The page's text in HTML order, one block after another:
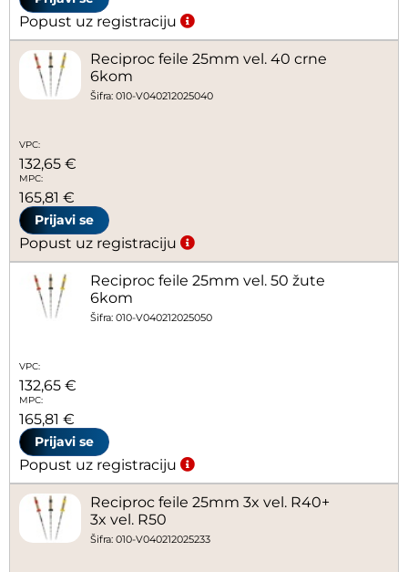
Popust uz registraciju
Reciproc feile 25mm vel. 40 crne
6kom
Šifra: 010-V040212025040
VPC:
132,65 €
MPC:
165,81 €
Prijavi se
Popust uz registraciju
Reciproc feile 25mm vel. 50 žute
6kom
Šifra: 010-V040212025050
VPC:
132,65 €
MPC:
165,81 €
Prijavi se
Popust uz registraciju
Reciproc feile 25mm 3x vel. R40+
3x vel. R50
Šifra: 010-V040212025233